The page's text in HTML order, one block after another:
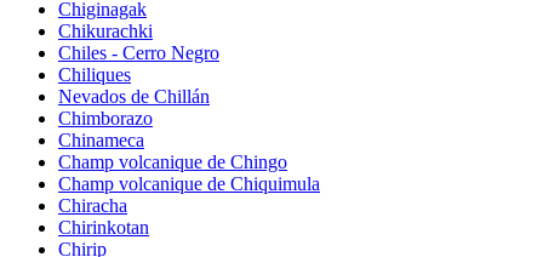
Chiginagak
Chikurachki
Chiles - Cerro Negro
Chiliques
Nevados de Chillán
Chimborazo
Chinameca
Champ volcanique de Chingo
Champ volcanique de Chiquimula
Chiracha
Chirinkotan
Chirip